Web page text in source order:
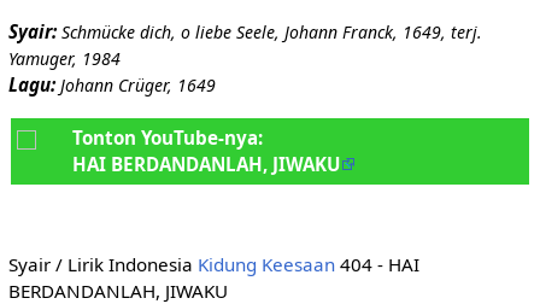
Syair: Schmücke dich, o liebe Seele, Johann Franck, 1649, terj.
Yamuger, 1984
Lagu: Johann Crüger, 1649
Tonton YouTube-nya:
HAI BERDANDANLAH, JIWAKU
Syair / Lirik Indonesia Kidung Keesaan404 - HAI
BERDANDANLAH, JIWAKU